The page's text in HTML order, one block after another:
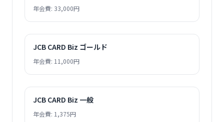
年会費: 33,000円
JCB CARD Biz ゴールド
年会費: 11,000円
JCB CARD Biz 一般
年会費: 1,375円